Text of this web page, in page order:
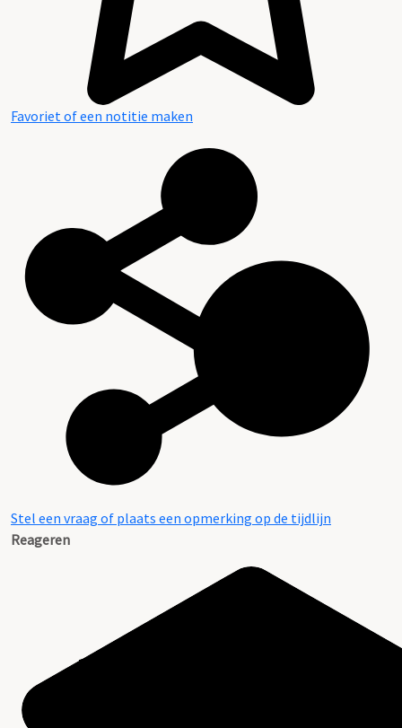
Favoriet of een notitie maken
Stel een vraag of plaats een opmerking op de tijdlijn
Reageren